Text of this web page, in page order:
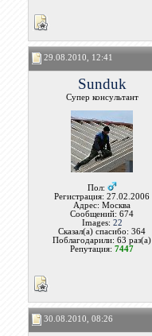
29.08.2010, 12:41
Sunduk
Супер консультант
Пол:
Регистрация: 27.02.2006
Адрес: Москва
Сообщений: 674
Images: 22
Сказал(а) спасибо: 364
Поблагодарили: 63 раз(а)
Репутация:7447
30.08.2010, 08:26